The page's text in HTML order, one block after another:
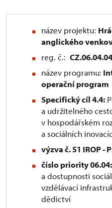
název projektu:
anglického
reg. č.:
název programu:
operační program
Specifický cíl 4.4:
a udržitelného
v hospodářském
a sociálních
výzva č. 51 IROP -
číslo priority 06.04:
a dostupnosti
vzdělávací
dědictví